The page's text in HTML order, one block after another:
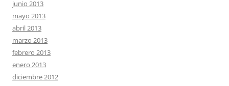
junio 2013
mayo 2013
abril 2013
marzo 2013
febrero 2013
enero 2013
diciembre 2012